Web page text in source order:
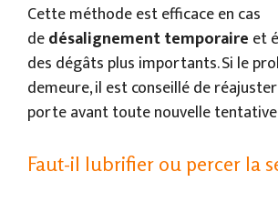
Cette méthode est efficace en cas
dedésalignement temporaire et
des dégâts plus importants. Si le
demeure, il est conseillé de réajuster
porte avant toute nouvelle
Faut-il lubrifier ou percer la